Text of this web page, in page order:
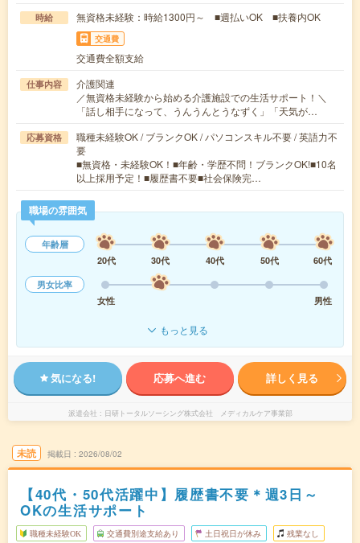
時給 無資格未経験：時給1300円～ ■週払いOK ■扶養内OK
交通費
交通費全額支給
仕事内容
介護関連
／無資格未経験から始める介護施設での生活サポート！＼
「話し相手になって、うんうんとうなずく」「天気が…
応募資格
職種未経験OK / ブランクOK / パソコンスキル不要 / 英語力不
要
■無資格・未経験OK！■年齢・学歴不問！ブランクOK!■10名
以上採用予定！■履歴書不要■社会保険完…
職場の雰囲気
年齢層
20代
30代 40代 50代
60代
男女比率
女性
男性
もっと見る
気になる! 応募へ進む 詳しく見る
派遣会社 日研トータルソーシング株式会社 メディカルケア事業部
未読 掲載日 2026/08/02
【40代・50代活躍中】履歴書不要＊週3日～
OKの生活サポート
職種未経験OK 交通費別途支給あり 土日祝日が休み 残業なし